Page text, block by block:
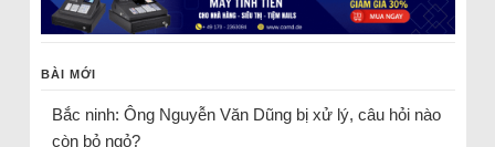
BÀI MỚI
Bắc ninh: Ông Nguyễn Văn Dũng bị xử lý, câu hỏi nào
còn bỏ ngỏ?